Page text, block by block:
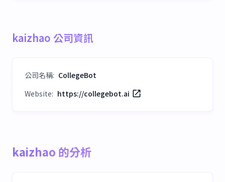
kaizhao 公司資訊
公司名稱: CollegeBot
Website: https://collegebot.ai
kaizhao 的分析